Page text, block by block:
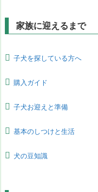
家族に迎えるまで
子犬を探している方へ
購入ガイド
子犬お迎えと準備
基本のしつけと生活
犬の豆知識